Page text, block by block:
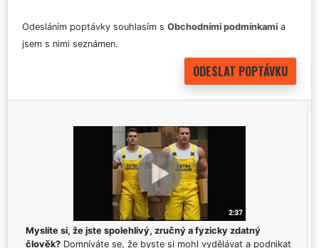
Odesláním poptávky souhlasím s Obchodními podmínkami a
jsem s nimi seznámen.
Myslíte si, že jste spolehlivý, zručný a fyzicky zdatný
člověk? Domníváte se, že byste si mohl vydělávat a podnikat